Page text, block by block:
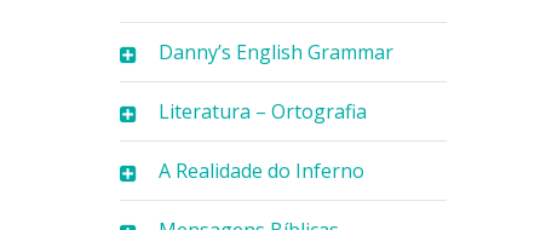
Danny’s English Grammar
Literatura – Ortografia
A Realidade do Inferno